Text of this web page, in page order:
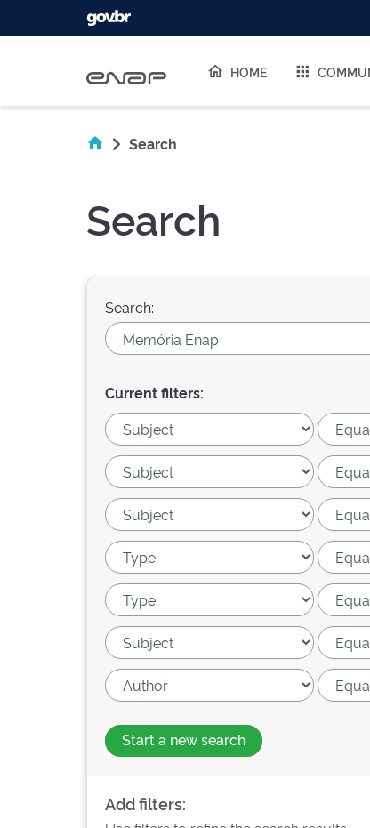
HOME
Search
Search
Search:
Current filters:
Start a new search
Add filters: